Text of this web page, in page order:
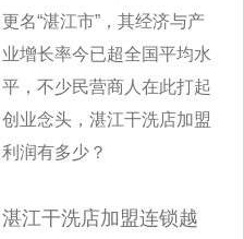
更名“湛江市”，其经济与产
业增长率今已超全国平均水
平，不少民营商人在此打起
创业念头，湛江干洗店加盟
利润有多少？
湛江干洗店加盟连锁越